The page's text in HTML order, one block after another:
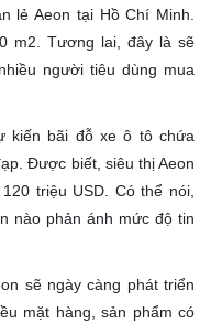
lẻ Aeon tại Hồ Chí Minh.
m2 . Tương lai, đây là sẽ
người tiêu dùng mua
kiến bãi đỗ xe ô tô chứa
Được biết, siêu thị Aeon
triệu USD. Có thể nói,
nào phản ánh mức độ tin
sẽ ngày càng phát triển
mặt hàng, sản phẩm có